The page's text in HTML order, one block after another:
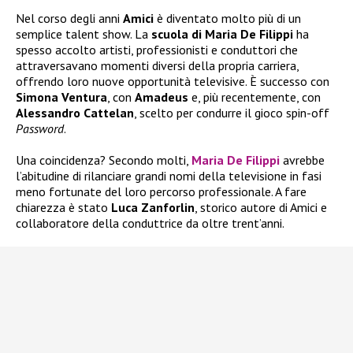
Nel corso degli anni Amici è diventato molto più di un
semplice talent show. La scuola di Maria De Filippi ha
spesso accolto artisti, professionisti e conduttori che
attraversavano momenti diversi della propria carriera,
offrendo loro nuove opportunità televisive. È successo con
Simona Ventura, con Amadeus e, più recentemente, con
Alessandro Cattelan, scelto per condurre il gioco spin-off
Password.
Una coincidenza? Secondo molti, Maria De Filippi avrebbe
l’abitudine di rilanciare grandi nomi della televisione in fasi
meno fortunate del loro percorso professionale. A fare
chiarezza è stato Luca Zanforlin, storico autore di Amici e
collaboratore della conduttrice da oltre trent’anni.